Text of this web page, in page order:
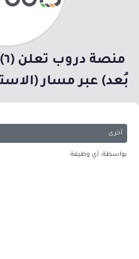
بُعد) عبر مسار
أخرى
بواسطة: أي وظيفة